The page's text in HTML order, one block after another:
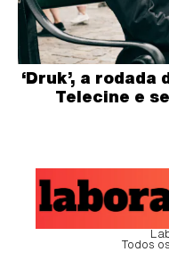
‘Druk’, a
Telecine e
Todos